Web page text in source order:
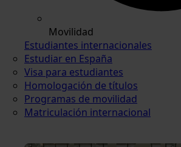
Movilidad
Estudiantes internacionales
Estudiar en España
Visa para estudiantes
Homologación de títulos
Programas de movilidad
Matriculación internacional